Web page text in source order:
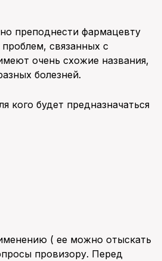
преподнести фармацевту
связанных с
очень схожие названия,
болезней.
кого будет предназначаться
( ее можно отыскать
провизору. Перед